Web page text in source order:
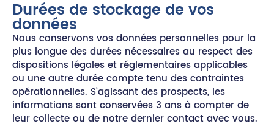
Durées de stockage de vos
données
Nous conservons vos données personnelles pour la
plus longue des durées nécessaires au respect des
dispositions légales et réglementaires applicables
ou une autre durée compte tenu des contraintes
opérationnelles. S’agissant des prospects, les
informations sont conservées 3 ans à compter de
leur collecte ou de notre dernier contact avec vous.